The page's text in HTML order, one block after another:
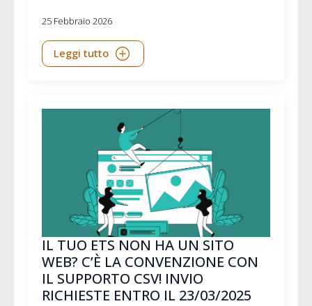
25 Febbraio 2026
Leggi tutto
IL TUO ETS NON HA UN SITO
WEB? C’È LA CONVENZIONE CON
IL SUPPORTO CSV! INVIO
RICHIESTE ENTRO IL 23/03/2025